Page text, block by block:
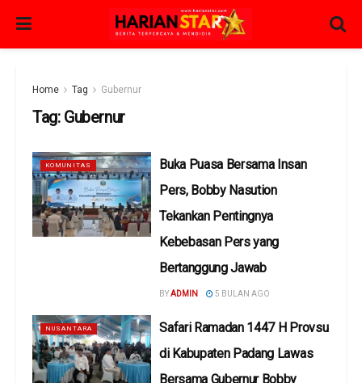
Home Tag Gubernur
Tag: Gubernur
KOMUNITAS
Buka Puasa Bersama Insan
Pers, Bobby Nasution
Tekankan Pentingnya
Kebebasan Pers yang
Bertanggung Jawab
BYADMIN 5 BULAN AGO
NUSANTARA
Safari Ramadan 1447 H Provsu
di Kabupaten Padang Lawas
Bersama Gubernur Bobby